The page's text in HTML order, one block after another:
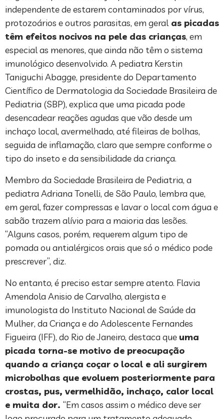
independente de estarem contaminados por vírus,
protozoários e outros parasitas, em geralas picadas
têm efeitos nocivos na pele das crianças, em
especial as menores, que ainda não têm o sistema
imunológico desenvolvido. A pediatra Kerstin
Taniguchi Abagge, presidente do Departamento
Científico de Dermatologia da Sociedade Brasileira de
Pediatria (SBP), explica que uma picada pode
desencadear reações agudas que vão desde um
inchaço local, avermelhado, até fileiras de bolhas,
seguida de inflamação, claro que sempre conforme o
tipo do inseto e da sensibilidade da criança.
Membro da Sociedade Brasileira de Pediatria, a
pediatra Adriana Tonelli, de São Paulo, lembra que,
em geral, fazer compressas e lavar o local com água e
sabão trazem alívio para a maioria das lesões.
“Alguns casos, porém, requerem algum tipo de
pomada ou antialérgicos orais que só o médico pode
prescrever”, diz.
No entanto, é preciso estar sempre atento. Flavia
Amendola Anisio de Carvalho, alergista e
imunologista do Instituto Nacional de Saúde da
Mulher, da Criança e do Adolescente Fernandes
Figueira (IFF), do Rio de Janeiro, destaca que uma
picada torna-se motivo de preocupação
quando a criança coçar o local e ali surgirem
microbolhas que evoluem posteriormente para
crostas, pus, vermelhidão, inchaço, calor local
e muita dor. “Em casos assim o médico deve ser